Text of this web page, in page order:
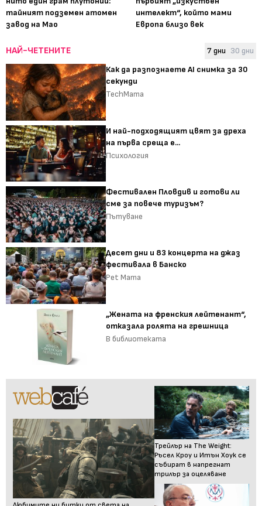
тайният подземен атомен
завод на Мао
интелект“, който мами
Европа близо век
НАЙ-ЧЕТЕНИТЕ 7 дни 30 дни
Как да разпознаете AI снимка за 30
секунди
TechMama
И най-подходящият цвят за дреха
на първа среща е...
Психология
Фестивален Пловдив и готови ли
сме за повече туризъм?
Пътуване
Десет дни и 83 концерта на джаз
фестивала в Банско
Pet Mama
„Жената на френския лейтенант“,
отказала ролята на грешница
В библиотеката
Трейлър на The Weight:
Ръсел Кроу и Итън Хоук се
събират в напрегнат
трилър за оцеляване